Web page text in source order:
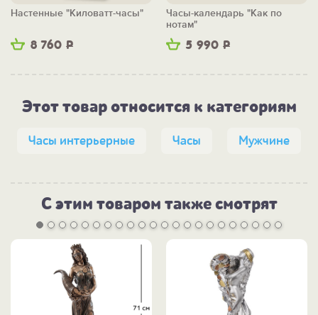
8 760 Р
Настенные "Киловатт-часы"
5 990 Р
Часы-календарь "Как по
нотам"
Этот товар относится к категориям
Часы интерьерные Часы Мужчине
С этим товаром также смотрят